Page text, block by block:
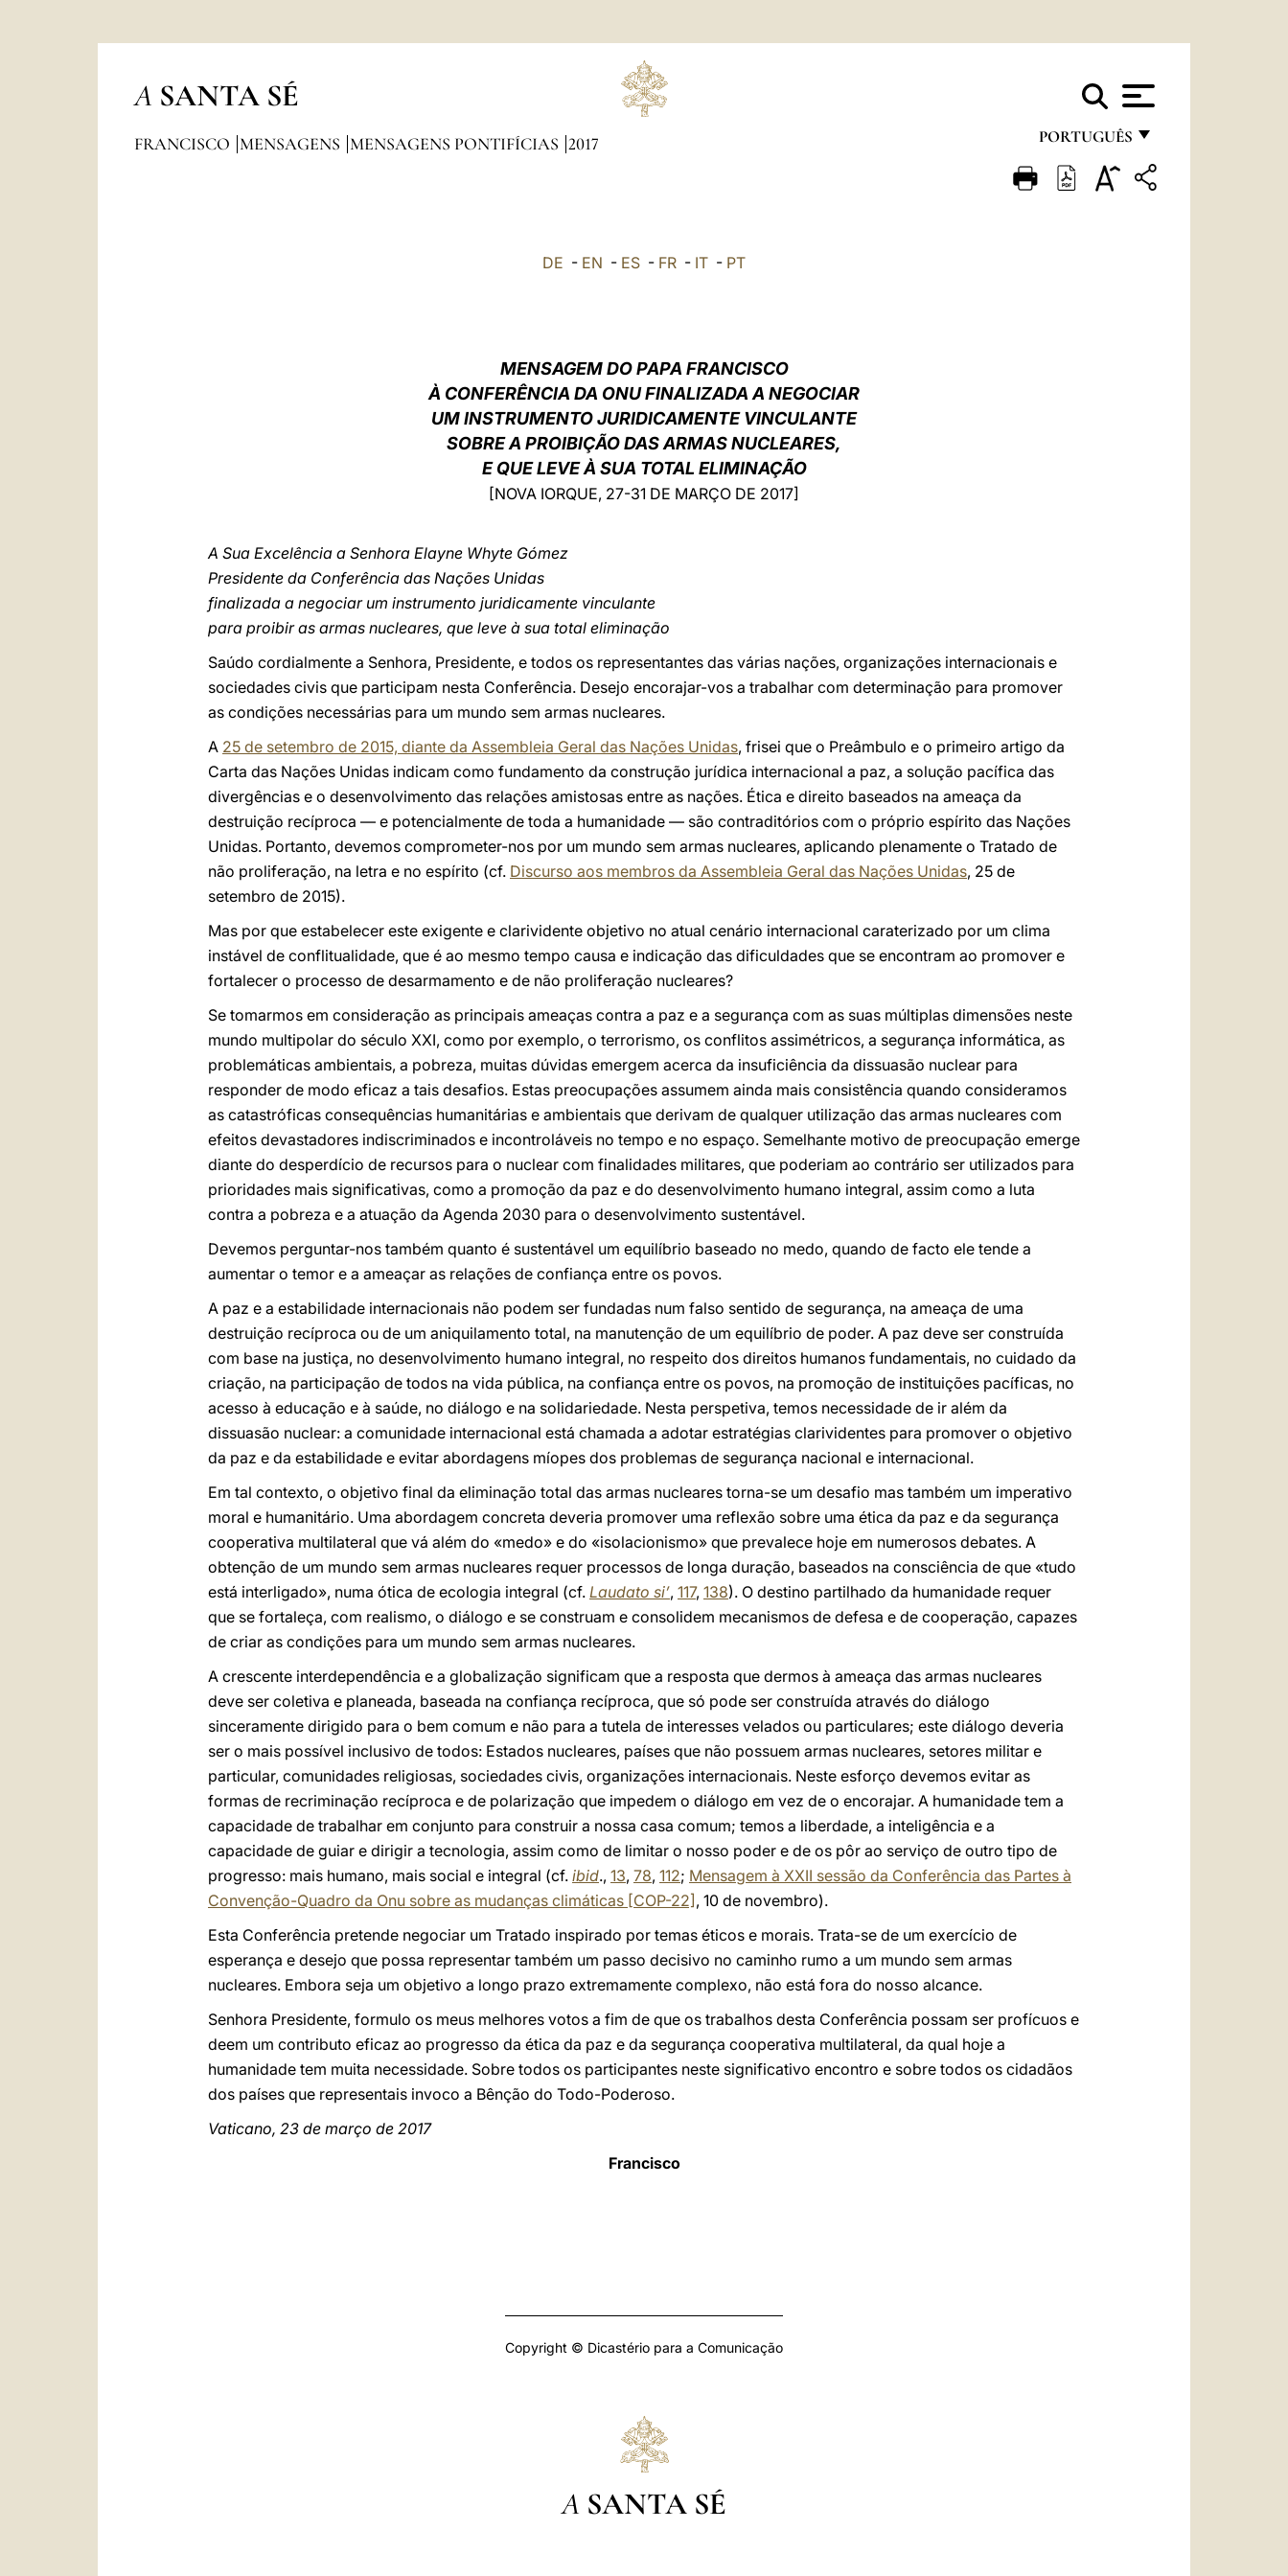
A SANTA SÉ
PORTUGUÊS
FRANÇAIS
FRANCISCO MENSAGENS MENSAGENS PONTIFÍCIAS 2017
DE - EN - ES - FR - IT - PT
MENSAGEM DO PAPA FRANCISCO
À CONFERÊNCIA DA ONU FINALIZADA A NEGOCIAR
UM INSTRUMENTO JURIDICAMENTE VINCULANTE
SOBRE A PROIBIÇÃO DAS ARMAS NUCLEARES,
E QUE LEVE À SUA TOTAL ELIMINAÇÃO
[NOVA IORQUE, 27-31 DE MARÇO DE 2017]
A Sua Excelência a Senhora Elayne Whyte Gómez
Presidente da Conferência das Nações Unidas
finalizada a negociar um instrumento juridicamente vinculante
para proibir as armas nucleares, que leve à sua total eliminação
Saúdo cordialmente a Senhora, Presidente, e todos os representantes das várias nações, organizações internacionais e
sociedades civis que participam nesta Conferência. Desejo encorajar-vos a trabalhar com determinação para promover
as condições necessárias para um mundo sem armas nucleares.
A 25 de setembro de 2015, diante da Assembleia Geral das Nações Unidas, frisei que o Preâmbulo e o primeiro artigo da
Carta das Nações Unidas indicam como fundamento da construção jurídica internacional a paz, a solução pacífica das
divergências e o desenvolvimento das relações amistosas entre as nações. Ética e direito baseados na ameaça da
destruição recíproca — e potencialmente de toda a humanidade — são contraditórios com o próprio espírito das Nações
Unidas. Portanto, devemos comprometer-nos por um mundo sem armas nucleares, aplicando plenamente o Tratado de
não proliferação, na letra e no espírito (cf. Discurso aos membros da Assembleia Geral das Nações Unidas, 25 de
setembro de 2015).
Mas por que estabelecer este exigente e clarividente objetivo no atual cenário internacional caraterizado por um clima
instável de conflitualidade, que é ao mesmo tempo causa e indicação das dificuldades que se encontram ao promover e
fortalecer o processo de desarmamento e de não proliferação nucleares?
Se tomarmos em consideração as principais ameaças contra a paz e a segurança com as suas múltiplas dimensões neste
mundo multipolar do século XXI, como por exemplo, o terrorismo, os conflitos assimétricos, a segurança informática, as
problemáticas ambientais, a pobreza, muitas dúvidas emergem acerca da insuficiência da dissuasão nuclear para
responder de modo eficaz a tais desafios. Estas preocupações assumem ainda mais consistência quando consideramos
as catastróficas consequências humanitárias e ambientais que derivam de qualquer utilização das armas nucleares com
efeitos devastadores indiscriminados e incontroláveis no tempo e no espaço. Semelhante motivo de preocupação emerge
diante do desperdício de recursos para o nuclear com finalidades militares, que poderiam ao contrário ser utilizados para
prioridades mais significativas, como a promoção da paz e do desenvolvimento humano integral, assim como a luta
contra a pobreza e a atuação da Agenda 2030 para o desenvolvimento sustentável.
Devemos perguntar-nos também quanto é sustentável um equilíbrio baseado no medo, quando de facto ele tende a
aumentar o temor e a ameaçar as relações de confiança entre os povos.
A paz e a estabilidade internacionais não podem ser fundadas num falso sentido de segurança, na ameaça de uma
destruição recíproca ou de um aniquilamento total, na manutenção de um equilíbrio de poder. A paz deve ser construída
com base na justiça, no desenvolvimento humano integral, no respeito dos direitos humanos fundamentais, no cuidado da
criação, na participação de todos na vida pública, na confiança entre os povos, na promoção de instituições pacíficas, no
acesso à educação e à saúde, no diálogo e na solidariedade. Nesta perspetiva, temos necessidade de ir além da
dissuasão nuclear: a comunidade internacional está chamada a adotar estratégias clarividentes para promover o objetivo
da paz e da estabilidade e evitar abordagens míopes dos problemas de segurança nacional e internacional.
Em tal contexto, o objetivo final da eliminação total das armas nucleares torna-se um desafio mas também um imperativo
moral e humanitário. Uma abordagem concreta deveria promover uma reflexão sobre uma ética da paz e da segurança
cooperativa multilateral que vá além do «medo» e do «isolacionismo» que prevalece hoje em numerosos debates. A
obtenção de um mundo sem armas nucleares requer processos de longa duração, baseados na consciência de que «tudo
está interligado», numa ótica de ecologia integral (cf. Laudato si’, 117, 138). O destino partilhado da humanidade requer
que se fortaleça, com realismo, o diálogo e se construam e consolidem mecanismos de defesa e de cooperação, capazes
de criar as condições para um mundo sem armas nucleares.
A crescente interdependência e a globalização significam que a resposta que dermos à ameaça das armas nucleares
deve ser coletiva e planeada, baseada na confiança recíproca, que só pode ser construída através do diálogo
sinceramente dirigido para o bem comum e não para a tutela de interesses velados ou particulares; este diálogo deveria
ser o mais possível inclusivo de todos: Estados nucleares, países que não possuem armas nucleares, setores militar e
particular, comunidades religiosas, sociedades civis, organizações internacionais. Neste esforço devemos evitar as
formas de recriminação recíproca e de polarização que impedem o diálogo em vez de o encorajar. A humanidade tem a
capacidade de trabalhar em conjunto para construir a nossa casa comum; temos a liberdade, a inteligência e a
capacidade de guiar e dirigir a tecnologia, assim como de limitar o nosso poder e de os pôr ao serviço de outro tipo de
progresso: mais humano, mais social e integral (cf. ibid., 13, 78, 112; Mensagem à XXII sessão da Conferência das Partes à
Convenção-Quadro da Onu sobre as mudanças climáticas [COP-22] , 10 de novembro).
Esta Conferência pretende negociar um Tratado inspirado por temas éticos e morais. Trata-se de um exercício de
esperança e desejo que possa representar também um passo decisivo no caminho rumo a um mundo sem armas
nucleares. Embora seja um objetivo a longo prazo extremamente complexo, não está fora do nosso alcance.
Senhora Presidente, formulo os meus melhores votos a fim de que os trabalhos desta Conferência possam ser profícuos e
deem um contributo eficaz ao progresso da ética da paz e da segurança cooperativa multilateral, da qual hoje a
humanidade tem muita necessidade. Sobre todos os participantes neste significativo encontro e sobre todos os cidadãos
dos países que representais invoco a Bênção do Todo-Poderoso.
Vaticano, 23 de março de 2017
Francisco
Copyright © Dicastério para a Comunicação
A SANTA SÉ